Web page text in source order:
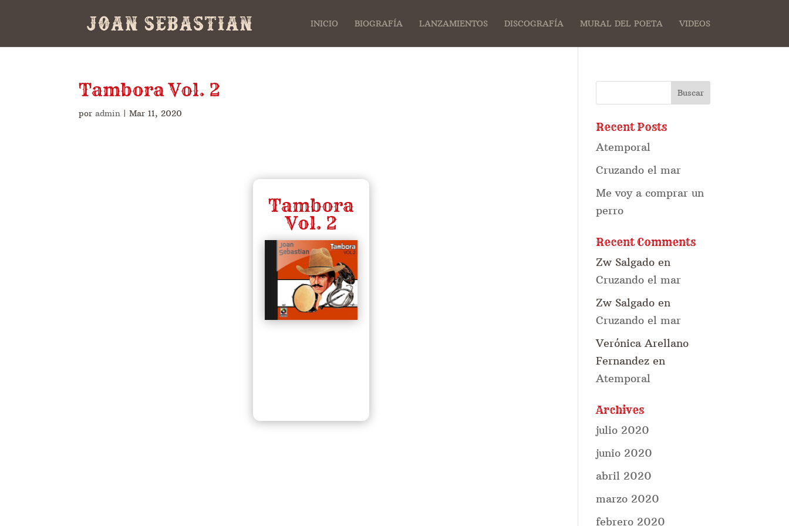
INICIO BIOGRAFÍA LANZAMIENTOS DISCOGRAFÍA MURAL DEL POETA VIDEOS
Tambora Vol. 2
poradmin |Mar 11, 2020
Tambora
Vol. 2
Recent Posts
Atemporal
Cruzando el mar
Me voy a comprar un
perro
Recent Comments
Zw Salgado en
Cruzando el mar
Zw Salgado en
Cruzando el mar
Verónica Arellano
Fernandez en
Atemporal
Archives
julio 2020
junio 2020
abril 2020
marzo 2020
febrero 2020